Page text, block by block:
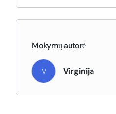
Mokymų autorė
V Virginija